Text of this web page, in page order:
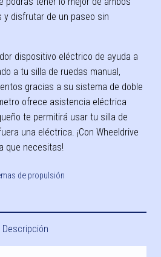
y disfrutar de un paseo sin
dispositivo eléctrico de ayuda a
a tu silla de ruedas manual,
gracias a su sistema de doble
ofrece asistencia eléctrica
te permitirá usar tu silla de
una eléctrica. ¡Con Wheeldrive
que necesitas!
de propulsión
Descripción